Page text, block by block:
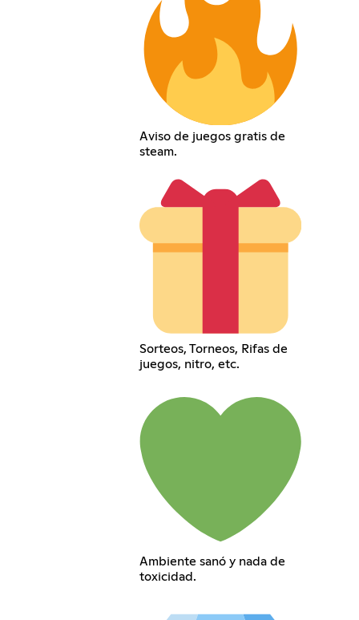
Aviso de juegos gratis de
steam.
Sorteos, Torneos, Rifas de
juegos, nitro, etc.
Ambiente sanó y nada de
toxicidad.